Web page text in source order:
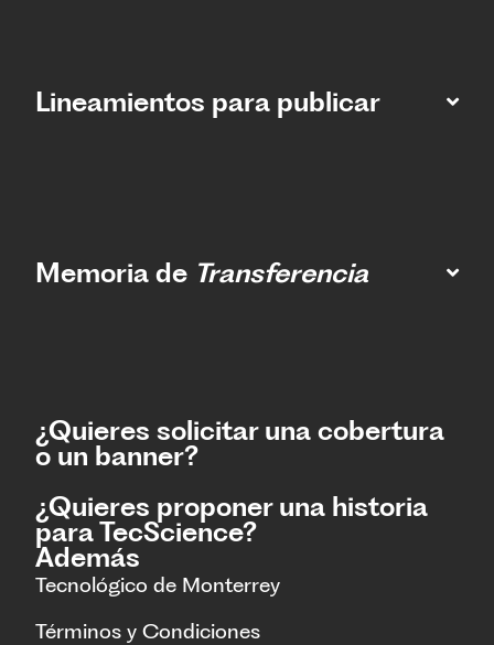
Lineamientos para publicar
Memoria de Transferencia
¿Quieres solicitar una cobertura
o un banner?
¿Quieres proponer una historia
para TecScience?
Además
Tecnológico de Monterrey
Términos y Condiciones